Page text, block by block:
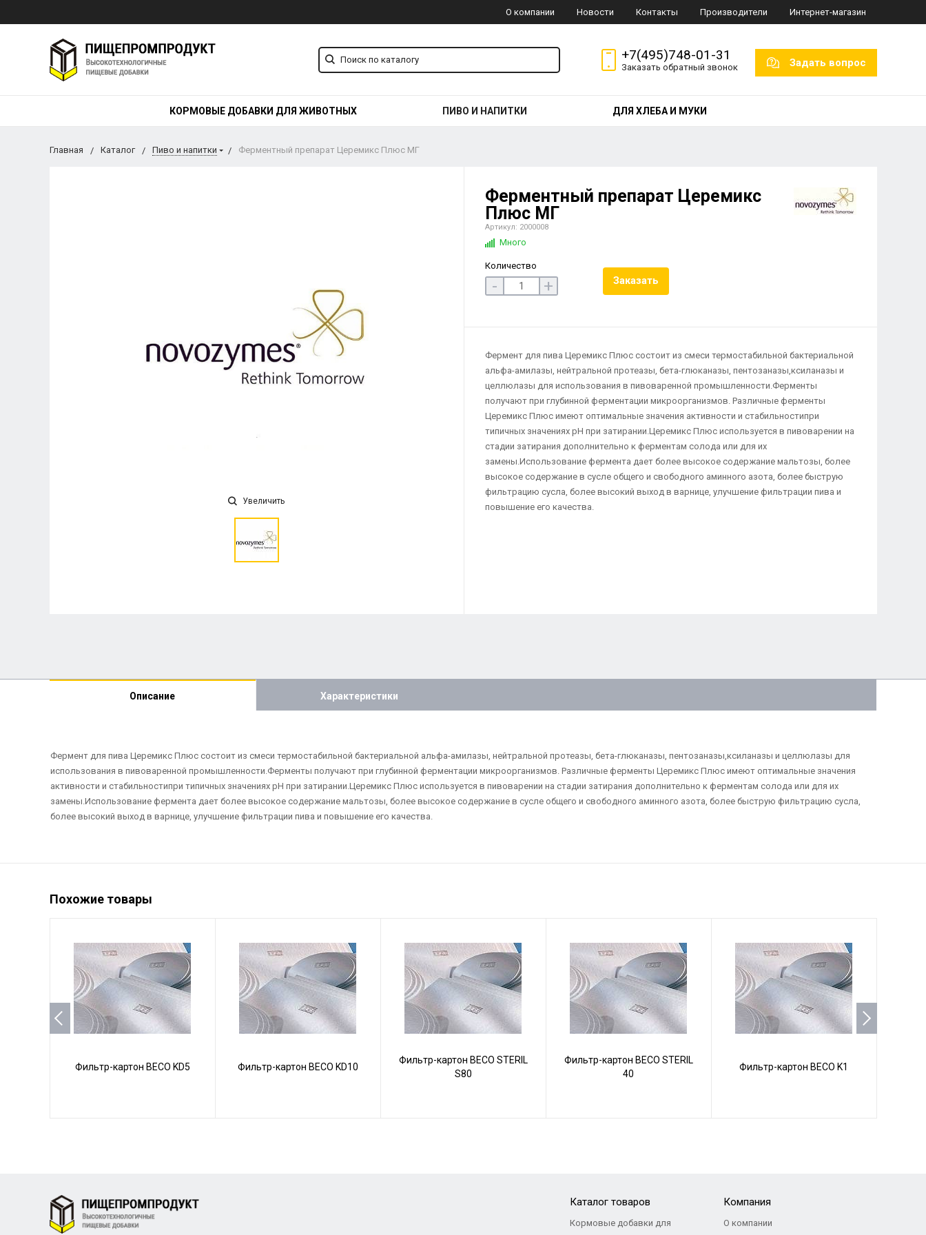
О компании Новости Контакты Производители Интернет-магазин
+7(495)748-01-31
Заказать обратный звонок Задать вопрос
КОРМОВЫЕ ДОБАВКИ ДЛЯ ЖИВОТНЫХ ПИВО И НАПИТКИ ДЛЯ ХЛЕБА И МУКИ
Главная Каталог Пиво и напитки Ферментный препарат Церемикс Плюс МГ
Увеличить
Ферментный препарат Церемикс
Плюс МГ
Артикул: 2000008
Много
Количество
- + Заказать
Фермент для пива Церемикс Плюс состоит из смеси термостабильной бактериальной
альфа-амилазы, нейтральной протеазы, бета-глюканазы, пентозаназы,ксиланазы и
целлюлазы для использования в пивоваренной промышленности.Ферменты
получают при глубинной ферментации микроорганизмов. Различные ферменты
Церемикс Плюс имеют оптимальные значения активности и стабильностипри
типичных значениях рН при затирании.Церемикс Плюс используется в пивоварении на
стадии затирания дополнительно к ферментам солода или для их
замены.Использование фермента дает более высокое содержание мальтозы, более
высокое содержание в сусле общего и свободного аминного азота, более быструю
фильтрацию сусла, более высокий выход в варнице, улучшение фильтрации пива и
повышение его качества.
Описание Характеристики
Фермент для пива Церемикс Плюс состоит из смеси термостабильной бактериальной альфа-амилазы, нейтральной протеазы, бета-глюканазы, пентозаназы,ксиланазы и целлюлазы для
использования в пивоваренной промышленности.Ферменты получают при глубинной ферментации микроорганизмов. Различные ферменты Церемикс Плюс имеют оптимальные значения
активности и стабильностипри типичных значениях рН при затирании.Церемикс Плюс используется в пивоварении на стадии затирания дополнительно к ферментам солода или для их
замены.Использование фермента дает более высокое содержание мальтозы, более высокое содержание в сусле общего и свободного аминного азота, более быструю фильтрацию сусла,
более высокий выход в варнице, улучшение фильтрации пива и повышение его качества.
Похожие товары
Фильтр-картон BECO KD5 Фильтр-картон BECO KD10
Фильтр-картон BECO STERIL
S80
Фильтр-картон BECO STERIL
40
Фильтр-картон BECO K1
Каталог товаров
Кормовые добавки для
Компания
О компании